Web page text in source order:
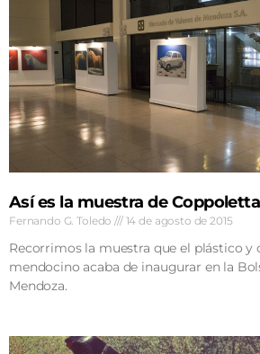
Así es la muestra de Coppoletta
Fernando G. Toledo 14 de agosto de 2015
Recorrimos la muestra que el plástico y
mendocino acaba de inaugurar en la
Mendoza.